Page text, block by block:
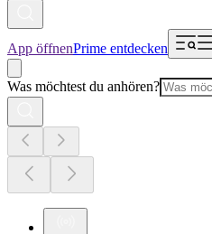
App öffnenPrime entdecken
Was möchtest du anhören?